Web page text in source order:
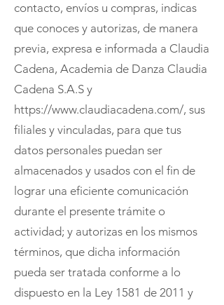
contacto, envíos u compras, indicas
que conoces y autorizas, de manera
previa, expresa e informada a Claudia
Cadena, Academia de Danza Claudia
Cadena S.A.S y
https://www.claudiacadena.com/, sus
filiales y vinculadas, para que tus
datos personales puedan ser
almacenados y usados con el fin de
lograr una eficiente comunicación
durante el presente trámite o
actividad; y autorizas en los mismos
términos, que dicha información
pueda ser tratada conforme a lo
dispuesto en la Ley 1581 de 2011 y